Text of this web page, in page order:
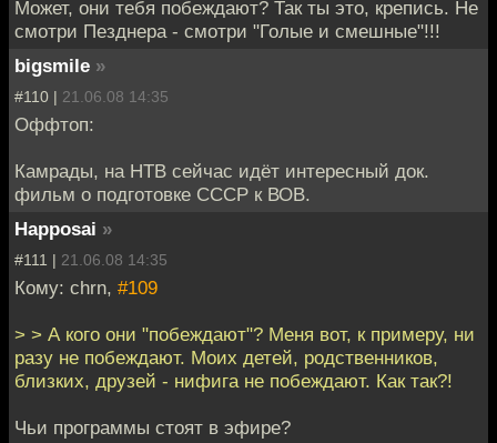
Может, они тебя побеждают? Так ты это, крепись. Не
смотри Пезднера - смотри "Голые и смешные"!!!
bigsmile »
#110 | 21.06.08 14:35
Оффтоп:
Камрады, на НТВ сейчас идёт интересный док.
фильм о подготовке СССР к ВОВ.
Happosai »
#111 | 21.06.08 14:35
Кому: chrn, #109
> > А кого они "побеждают"? Меня вот, к примеру, ни
разу не побеждают. Моих детей, родственников,
близких, друзей - нифига не побеждают. Как так?!
Чьи программы стоят в эфире?